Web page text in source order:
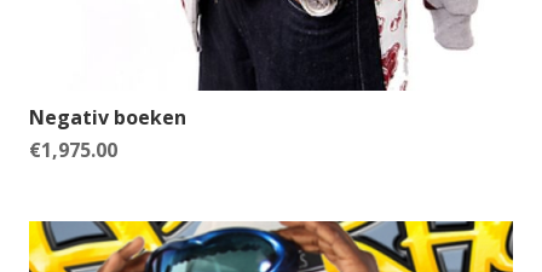
Negativ boeken
€1,975.00